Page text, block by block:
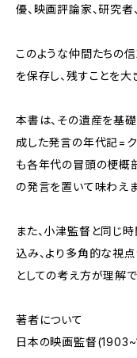
優、映画評論家、研究者
このような仲間たちの
を保存し、残すことを大
本書は、その遺産を基
成した発言の年代記=
も各年代の冒頭の梗概
の発言を置いて味わえま
また、小津監督と同じ
込み、より多角的な視
としての考え方が理解
著者について
日本の映画監督